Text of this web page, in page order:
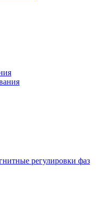
регулировки фаз